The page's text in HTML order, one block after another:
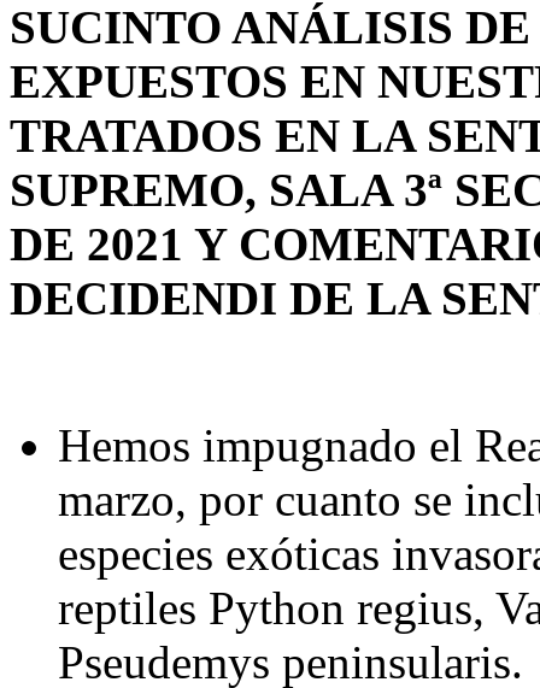
SUCINTO ANÁLISIS
EXPUESTOS EN
TRATADOS EN LA
SUPREMO, SALA 3ª
DE 2021 Y
DECIDENDI DE LA
Hemos impugnado el
marzo, por cuanto se
especies exóticas
reptiles Python regius,
Pseudemys peninsularis.